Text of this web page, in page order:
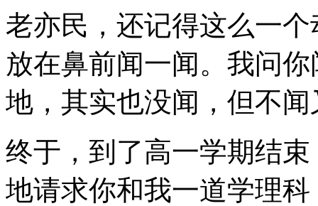
老亦民，还记得这么一
放在鼻前闻一闻。我问
地，其实也没闻，但不
终于，到了高一学期结
地请求你和我一道学理